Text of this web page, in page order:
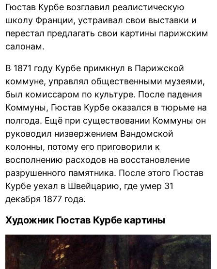
Гюстав Курбе возглавил реалистическую
школу Франции, устраивал свои выставки и
перестал предлагать свои картины парижским
салонам.
В 1871 году Курбе примкнул в Парижской
коммуне, управлял общественными музеями,
был комиссаром по культуре. После падения
Коммуны, Гюстав Курбе оказался в тюрьме на
полгода. Ещё при существовании Коммуны он
руководил низвержением Вандомской
колонны, потому его приговорили к
восполнению расходов на восстановление
разрушенного памятника. После этого Гюстав
Курбе уехал в Швейцарию, где умер 31
декабря 1877 года.
Художник Гюстав Курбе картины